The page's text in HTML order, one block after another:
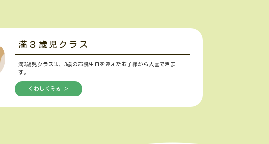
満３歳児クラス
満3歳児クラスは、3歳のお誕生日を迎えたお子様から入園できま
す。
くわしくみる ＞